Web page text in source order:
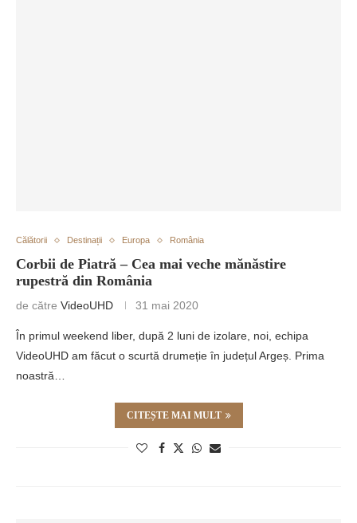
Călătorii Destinații Europa România
Corbii de Piatră – Cea mai veche mănăstire
rupestră din România
de către VideoUHD 31 mai 2020
În primul weekend liber, după 2 luni de izolare, noi, echipa
VideoUHD am făcut o scurtă drumeție în județul Argeș. Prima
noastră…
CITEȘTE MAI MULT